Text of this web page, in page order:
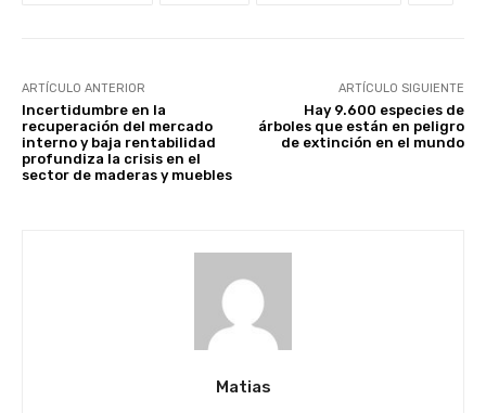
ARTÍCULO ANTERIOR
Incertidumbre en la
recuperación del mercado
interno y baja rentabilidad
profundiza la crisis en el
sector de maderas y muebles
ARTÍCULO SIGUIENTE
Hay 9.600 especies de
árboles que están en peligro
de extinción en el mundo
Matias